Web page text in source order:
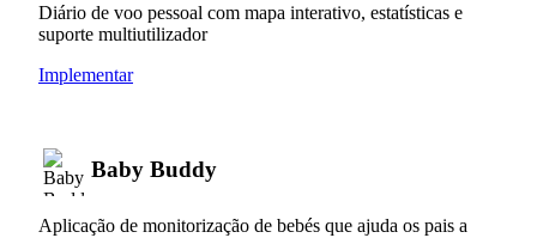
Diário de voo pessoal com mapa interativo, estatísticas e
suporte multiutilizador
Implementar
Baby Buddy
Aplicação de monitorização de bebés que ajuda os pais a